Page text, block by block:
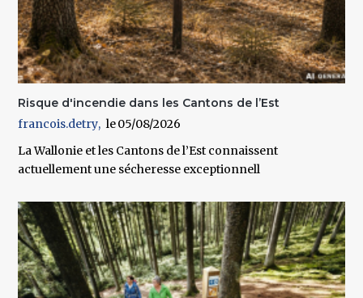
Risque d'incendie dans les Cantons de l’Est
francois.detry
05/08/2026
La Wallonie et les Cantons de l’Est connaissent
actuellement une sécheresse exceptionnell